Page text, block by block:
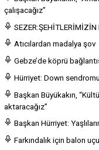
çalışacağız”
Atıcılardan madalya şov
Gebze’de köprü
Hürriyet: Down
Başkan Büyükakın,
aktaracağız”
Başkan Hürriyet:
Farkındalık için balon